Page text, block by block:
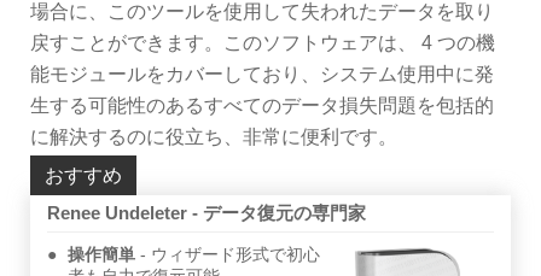
場合に、このツールを使用して失われたデータを取り
戻すことができます。このソフトウェアは、 4 つの機
能モジュールをカバーしており、システム使用中に発
生する可能性のあるすべてのデータ損失問題を包括的
に解決するのに役立ち、非常に便利です。
おすすめ
Renee Undeleter - データ復元の専門家
操作簡単
ウィザード形式で初心